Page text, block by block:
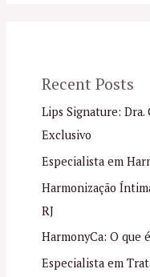
Recent Posts
Lips Signature:
Exclusivo
Especialista em
Harmonização
RJ
HarmonyCa: O que
Especialista em